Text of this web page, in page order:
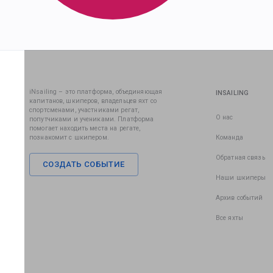
iNsailing – это платформа, объединяющая
капитанов, шкиперов, владельцев яхт со
спортсменами, участниками регат,
попутчиками и учениками. Платформа
помогает находить места на регате,
познакомит с шкипером.
СОЗДАТЬ СОБЫТИЕ
INSAILING
О нас
Команда
Обратная связь
Наши шкиперы
Архив событий
Все яхты